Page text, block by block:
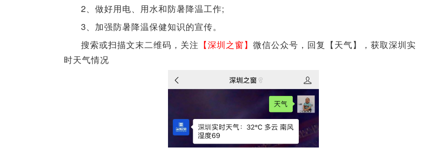
2、做好用电、用水和防暑降温工作;
3、加强防暑降温保健知识的宣传。
搜索或扫描文末二维码，关注 【深圳之窗】 微信公众号，回复【天气】，获取深圳实
时天气情况